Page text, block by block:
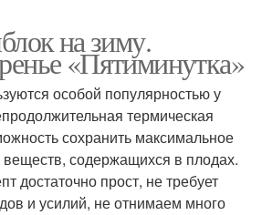
на зиму.
«Пятиминутка»
особой популярностью у
термическая
сохранить максимальное
веществ, содержащихся в плодах.
достаточно прост, не требует
и усилий, не отнимаем много